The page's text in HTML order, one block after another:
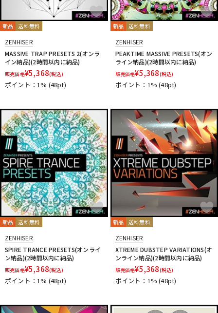
新品 送料無料
ZENHISER
MASSIVE TRAP PRESETS 2(オンラ
イン納品)(2時間以内に納品)
販売価格¥5,368(税込)
ポイント：1% (48pt)
新品 送料無料
ZENHISER
PEAKTIME MASSIVE PRESETS(オン
ライン納品)(2時間以内に納品)
販売価格¥5,368(税込)
ポイント：1%(48pt)
新品 送料無料
ZENHISER
SPIRE TRANCE PRESETS(オンライ
ン納品)(2時間以内に納品)
販売価格¥5,368(税込)
ポイント：1% (48pt)
新品 送料無料
ZENHISER
XTREME DUBSTEP VARIATIONS(オ
ンライン納品)(2時間以内に納品)
販売価格¥5,368(税込)
ポイント：1%(48pt)